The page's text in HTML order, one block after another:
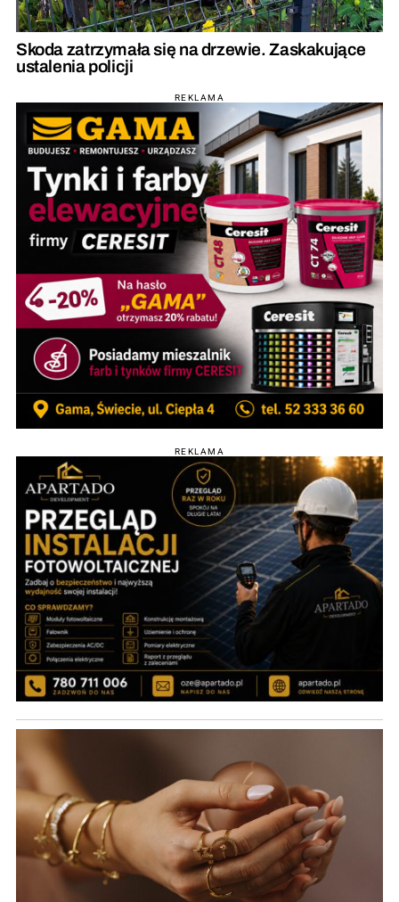
Skoda zatrzymała się na drzewie. Zaskakujące
ustalenia policji
REKLAMA
REKLAMA